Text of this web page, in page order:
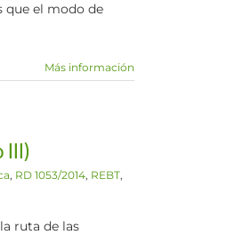
que el modo de
Más información
III)
, RD 1053/2014, REBT,
ruta de las